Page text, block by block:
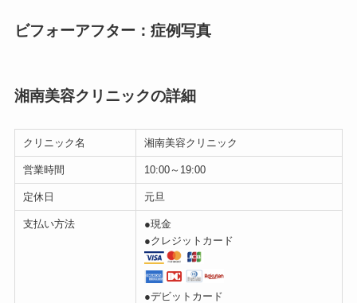
ビフォーアフター：症例写真
湘南美容クリニックの詳細
クリニック名 湘南美容クリニック
営業時間 10:00～19:00
定休日 元旦
支払い方法
●現金
●クレジットカード
●デビットカード